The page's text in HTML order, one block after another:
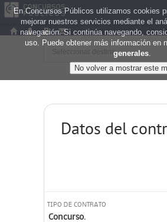
Datos del
TIPO DE CONTRATO
Concurso.
En Concursos Públicos utilizamos cookies
mejorar nuestros servicios mediante el
navegación. Si continúa navegando,
uso. Puede obtener más información en
generales.